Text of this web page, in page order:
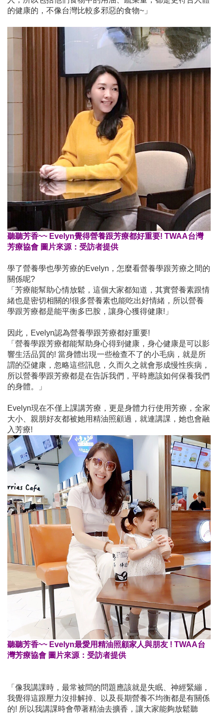
的健康的，不像台灣比較多邪惡的食物~」
聽聽芳香~~ Evelyn覺得營養跟芳療都好重要! TWAA台灣
芳療協會 圖片來源：受訪者提供
學了營養學也學芳療的Evelyn，怎麼看營養學跟芳療之間的
關係呢?
「芳療能幫助心情放鬆，這個大家都知道，其實營養素跟情
緒也是密切相關的!很多營養素也能吃出好情緒，所以營養
學跟芳療都是能平衡多巴胺，讓身心獲得健康!」
因此，Evelyn認為營養學跟芳療都好重要!
「營養學跟芳療都能幫助身心得到健康，身心健康是可以影
響生活品質的! 當身體出現一些檢查不了的小毛病，就是所
謂的亞健康，忽略這些訊息，久而久之就會形成慢性疾病，
所以營養學跟芳療都是在告訴我們，平時應該如何保養我們
的身體。」
Evelyn現在不僅上課講芳療，更是身體力行使用芳療，全家
大小、親朋好友都被她用精油照顧過，就連講課，她也會融
入芳療!
聽聽芳香~~ Evelyn最愛用精油照顧家人與朋友 ! TWAA台
灣芳療協會 圖片來源：受訪者提供
「像我講課時，最常被問的問題應該就是失眠、神經緊繃，
我覺得這跟壓力沒排解掉、以及長期營養不均衡都是有關係
的! 所以我講課時會帶著精油去擴香，讓大家能夠放鬆聽